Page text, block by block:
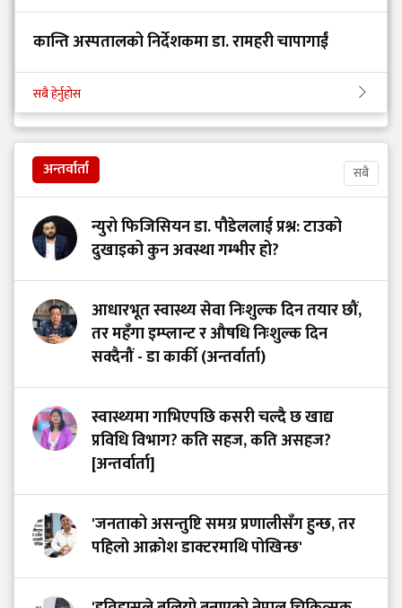
कान्ति अस्पतालको निर्देशकमा डा. रामहरी चापागाईं
सबै हेर्नुहोस
अन्तर्वार्ता सबै
न्युरो फिजिसियन डा. पौडेललाई प्रश्न: टाउको
दुखाइको कुन अवस्था गम्भीर हो?
आधारभूत स्वास्थ्य सेवा निःशुल्क दिन तयार छौं,
तर महँगा इम्प्लान्ट र औषधि निःशुल्क दिन
सक्दैनौं - डा कार्की (अन्तर्वार्ता)
स्वास्थ्यमा गाभिएपछि कसरी चल्दै छ खाद्य
प्रविधि विभाग? कति सहज, कति असहज?
[अन्तर्वार्ता]
'जनताको असन्तुष्टि समग्र प्रणालीसँग हुन्छ, तर
पहिलो आक्रोश डाक्टरमाथि पोखिन्छ'